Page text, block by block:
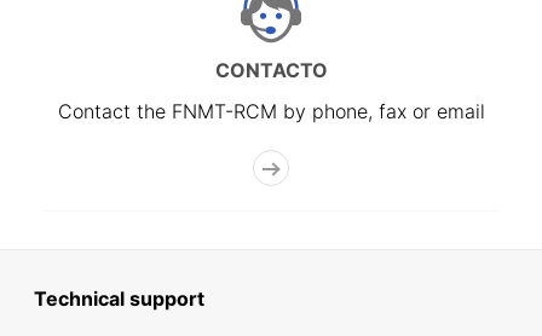
CONTACTO
Contact the FNMT-RCM by phone, fax or email
Technical support